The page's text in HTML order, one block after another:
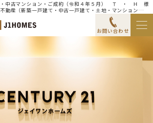
・中古マンション・ご成約（令和４年５月） Ｔ ・ Ｈ 様
動産（新築一戸建て・中古一戸建て・土地・マンション）な
ホームズ
お問い合わせ